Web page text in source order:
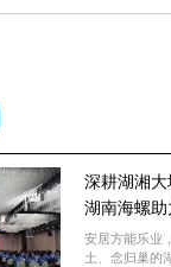
深耕湖湘
湖南海螺
村建筑工
安居方能乐业
土、念归巢的